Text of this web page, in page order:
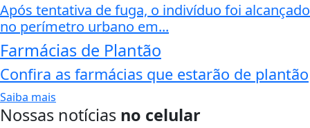
Após tentativa de fuga, o indivíduo foi alcançado
no perímetro urbano em...
Farmácias de Plantão
Confira as farmácias que estarão de plantão
Saiba mais
Nossas notícias no celular